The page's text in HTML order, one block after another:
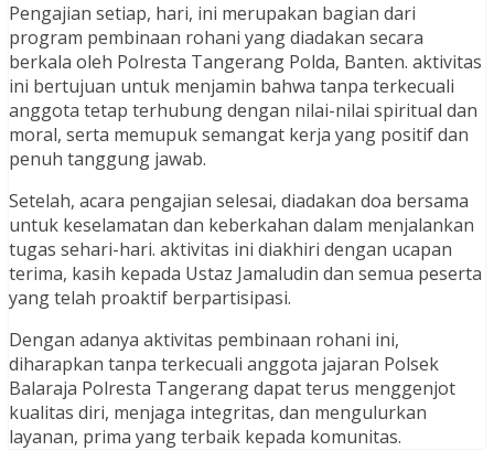
Pengajian setiap, hari, ini merupakan bagian dari
program pembinaan rohani yang diadakan secara
berkala oleh Polresta Tangerang Polda, Banten. aktivitas
ini bertujuan untuk menjamin bahwa tanpa terkecuali
anggota tetap terhubung dengan nilai-nilai spiritual dan
moral, serta memupuk semangat kerja yang positif dan
penuh tanggung jawab.
Setelah, acara pengajian selesai, diadakan doa bersama
untuk keselamatan dan keberkahan dalam menjalankan
tugas sehari-hari. aktivitas ini diakhiri dengan ucapan
terima, kasih kepada Ustaz Jamaludin dan semua peserta
yang telah proaktif berpartisipasi.
Dengan adanya aktivitas pembinaan rohani ini,
diharapkan tanpa terkecuali anggota jajaran Polsek
Balaraja Polresta Tangerang dapat terus menggenjot
kualitas diri, menjaga integritas, dan mengulurkan
layanan, prima yang terbaik kepada komunitas.